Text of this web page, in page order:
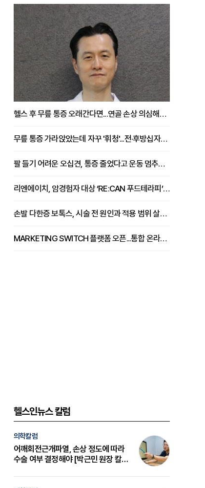
헬스 후 무릎 통증 오래간다면...연골 손상 의심해야 [김상범 원장 칼럼]
무릎 통증 가라앉았는데 자꾸 '휘청'...전·후방십자인대 파열 확인해야 [곽우경 원장 칼럼]
팔 들기 어려운 오십견, 통증 줄었다고 운동 멈추면 안 되는 이유 [이병욱 원장 칼럼]
리엔에이치, 암경험자 대상 ‘RE:CAN 푸드테라피’ 운영
손발 다한증 보톡스, 시술 전 원인과 적용 범위 살펴야 [강윤일 원장 칼럼]
MARKETING SWITCH 플랫폼 오픈...통합 온라인 마케팅 서비스 확대
헬스인뉴스 칼럼
의학칼럼
어깨회전근개파열, 손상 정도에 따라
수술 여부 결정해야 [박근민 원장 칼